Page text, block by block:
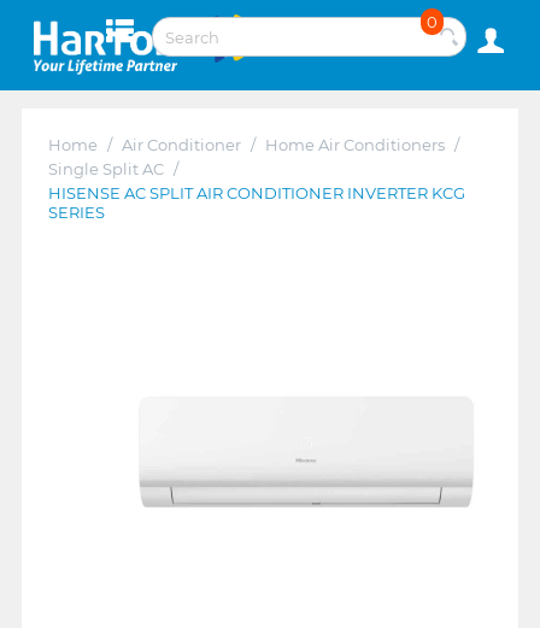
0
Home / Air Conditioner / Home Air Conditioners /
Single Split AC /
HISENSE AC SPLIT AIR CONDITIONER INVERTER KCG
SERIES